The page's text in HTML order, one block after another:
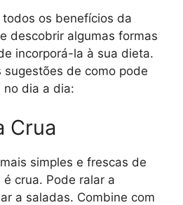
os benefícios da
descobrir algumas formas
incorporá-la à sua dieta.
sugestões de como pode
no dia a dia:
Crua
simples e frescas de
crua. Pode ralar a
a saladas. Combine com